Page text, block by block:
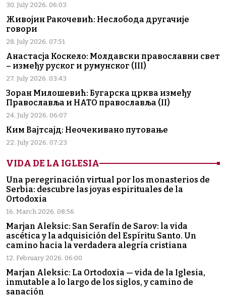
30. July 2026. 06:03
Живојин Ракочевић: Неслобода другачије
говори
28. July 2026. 07:51
Анастасја Коскело: Молдавски православни свет
– између руског и румунског (III)
27. July 2026. 03:43
Зоран Милошевић: Бугарска црква између
Православља и НАТО православља (II)
24. July 2026. 06:07
Ким Вајтсајд: Неочекивано путовање
22. July 2026. 07:23
VIDA DE LA IGLESIA
Una peregrinación virtual por los monasterios de
Serbia: descubre las joyas espirituales de la
Ortodoxia
16. March 2026. 08:56
Marjan Aleksic: San Serafín de Sarov: la vida
ascética y la adquisición del Espíritu Santo. Un
camino hacia la verdadera alegría cristiana
12. February 2026. 06:00
Marjan Aleksic: La Ortodoxia — vida de la Iglesia,
inmutable a lo largo de los siglos, y camino de
sanación